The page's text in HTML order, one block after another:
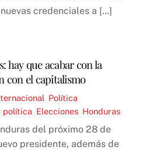
credenciales a […]
hay que acabar con la
con el capitalismo
Política
política Elecciones Honduras
del próximo 28 de
presidente, además de